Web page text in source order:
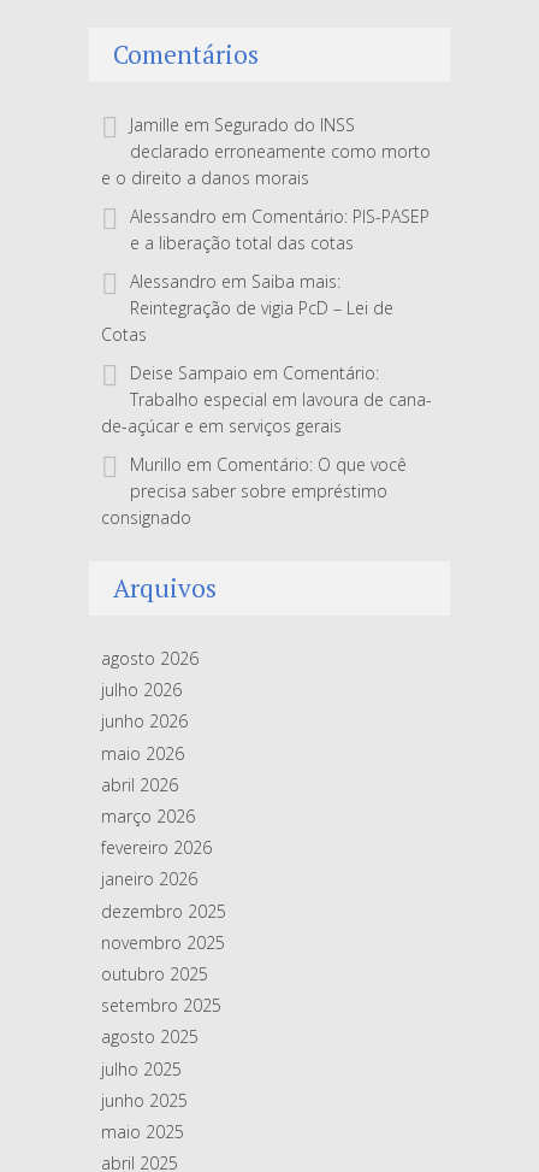
Comentários
Jamille em Segurado do INSS
declarado erroneamente como morto
e o direito a danos morais
Alessandro em Comentário: PIS-PASEP
e a liberação total das cotas
Alessandro em Saiba mais:
Reintegração de vigia PcD – Lei de
Cotas
Deise Sampaio em Comentário:
Trabalho especial em lavoura de cana-
de-açúcar e em serviços gerais
Murillo em Comentário: O que você
precisa saber sobre empréstimo
consignado
Arquivos
agosto 2026
julho 2026
junho 2026
maio 2026
abril 2026
março 2026
fevereiro 2026
janeiro 2026
dezembro 2025
novembro 2025
outubro 2025
setembro 2025
agosto 2025
julho 2025
junho 2025
maio 2025
abril 2025